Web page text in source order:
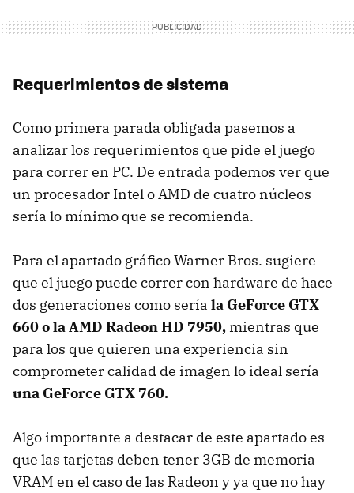
Requerimientos de sistema
Como primera parada obligada pasemos a
analizar los requerimientos que pide el juego
para correr en PC. De entrada podemos ver que
un procesador Intel o AMD de cuatro núcleos
sería lo mínimo que se recomienda.
Para el apartado gráfico Warner Bros. sugiere
que el juego puede correr con hardware de hace
dos generaciones como sería la GeForce GTX
660 o la AMD Radeon HD 7950, mientras que
para los que quieren una experiencia sin
comprometer calidad de imagen lo ideal sería
una GeForce GTX 760.
Algo importante a destacar de este apartado es
que las tarjetas deben tener 3GB de memoria
VRAM en el caso de las Radeon y ya que no hay